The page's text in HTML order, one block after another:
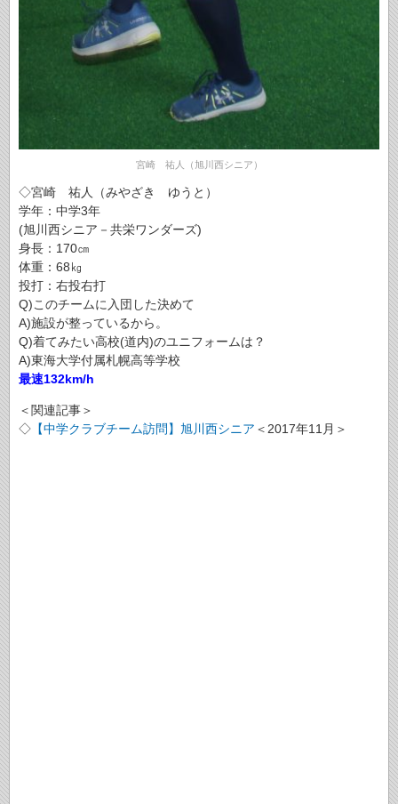
宮崎 祐人（旭川西シニア）
◇宮崎 祐人（みやざき ゆうと）
学年：中学3年
(旭川西シニア－共栄ワンダーズ)
身長：170㎝
体重：68㎏
投打：右投右打
Q)このチームに入団した決めて
A)施設が整っているから。
Q)着てみたい高校(道内)のユニフォームは？
A)東海大学付属札幌高等学校
最速132km/h
＜関連記事＞
◇ 【中学クラブチーム訪問】旭川西シニア ＜2017年11月＞